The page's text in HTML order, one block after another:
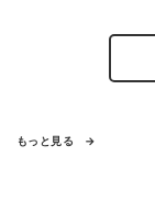
もっと見る